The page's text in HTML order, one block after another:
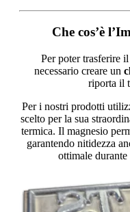
Che cos’è
Per poter trasferire
necessario creare un
riporta il
Per i nostri prodotti
scelto per la sua
termica. Il magnesio
garantendo nitidezza
ottimale